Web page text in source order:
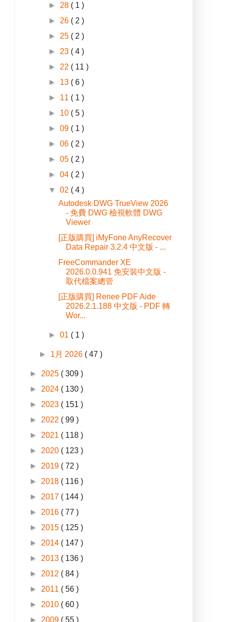
► 28 ( 1 )
► 26 ( 2 )
► 25 ( 2 )
► 23 ( 4 )
► 22 ( 11 )
► 13 ( 6 )
► 11 ( 1 )
► 10 ( 5 )
►09 ( 1 )
►06 ( 2 )
►05 ( 2 )
►04 ( 2 )
▼02 ( 4 )
Autodesk DWG TrueView 2026
- 免費 DWG 檢視軟體 DWG
Viewer
[正版購買] iMyFone AnyRecover
Data Repair 3.2.4 中文版 - ...
FreeCommander XE
2026.0.0.941 免安裝中文版 -
取代檔案總管
[正版購買] Renee PDF Aide
2026.2.1.188 中文版 - PDF 轉
Wor...
►01 ( 1 )
► 1月 2026 ( 47 )
► 2025 ( 309 )
► 2024 ( 130 )
► 2023 ( 151 )
► 2022 ( 99 )
► 2021 ( 118 )
► 2020 ( 123 )
► 2019 ( 72 )
► 2018 ( 116 )
► 2017 ( 144 )
► 2016 ( 77 )
► 2015 ( 125 )
► 2014 ( 147 )
► 2013 ( 136 )
► 2012 ( 84 )
► 2011 ( 56 )
► 2010 ( 60 )
► 2009 ( 55 )